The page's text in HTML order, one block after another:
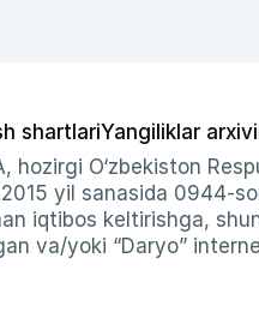
shartlariYangiliklar arxivi
O‘zbekiston
yil sanasida 0944-
iqtibos keltirishga,
va/yoki “Daryo”